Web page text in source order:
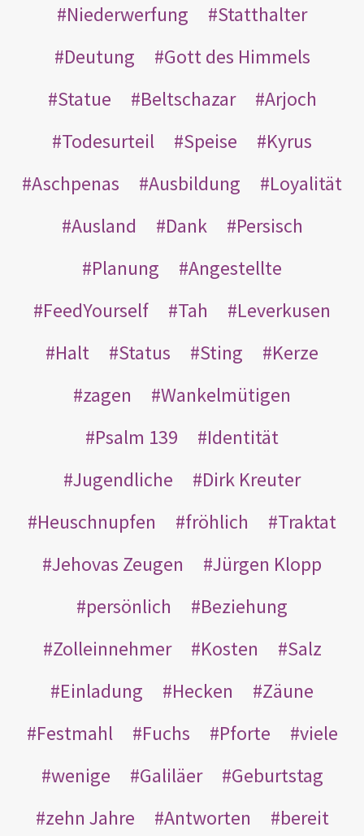
Niederwerfung
Statthalter
Deutung
Gott des Himmels
Statue
Beltschazar
Arjoch
Todesurteil
Speise
Kyrus
Aschpenas
Ausbildung
Loyalität
Ausland
Dank
Persisch
Planung
Angestellte
FeedYourself
Tah
Leverkusen
Halt
Status Sting
Kerze
zagen
Wankelmütigen
Psalm 139
Identität
Jugendliche
Dirk Kreuter
Heuschnupfen
fröhlich
Traktat
Jehovas Zeugen
Jürgen Klopp
persönlich
Beziehung
Zolleinnehmer
Kosten
Salz
Einladung
Hecken
Zäune
Festmahl
Fuchs Pforte
viele
wenige
Galiläer
Geburtstag
zehn Jahre
Antworten bereit